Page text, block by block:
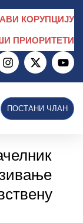
КОРУПЦИЈУ
ПРИОРИТЕТИ
ПОСТАНИ ЧЛАН